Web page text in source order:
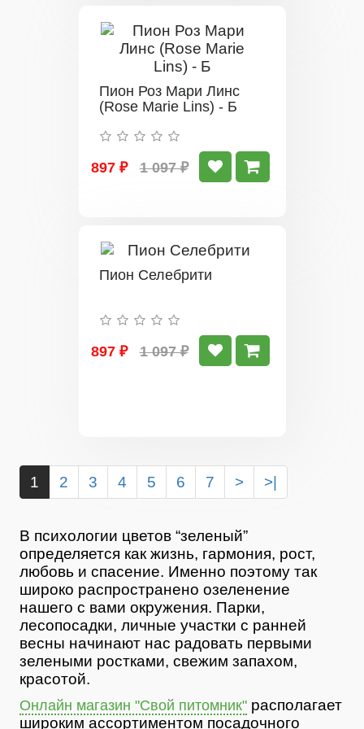
Пион Роз Мари Линс
(Rose Marie Lins) - Б
897 ₽ 1 097 ₽
Пион Селебрити
897 ₽ 1 097 ₽
1 2 3 4 5 6 7 > >|
В психологии цветов “зеленый”
определяется как жизнь, гармония, рост,
любовь и спасение. Именно поэтому так
широко распространено озеленение
нашего с вами окружения. Парки,
лесопосадки, личные участки с ранней
весны начинают нас радовать первыми
зелеными ростками, свежим запахом,
красотой.
Онлайн магазин "Свой питомник" располагает
широким ассортиментом посадочного